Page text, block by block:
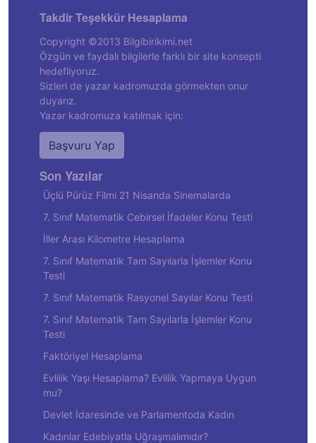
Takdir Teşekkür Hesaplama
Copyright ©2013 Bilgibirikimi.net
Özgün ve faydalı bilgilerle farklı bir site konsepti
hedefliyoruz.
Sizleri de yazar kadromuzda görmekten onur
duyarız.
Yazar kadromuza katılmak için:
Başvuru Yap
Son Yazılar
Üçlü Pürüz Filmi 21 Nisanda Sinemalarda
7. Sınıf Matematik Cebirsel İfadeler Konu Testi
İller Arası Kilometre Hesaplama
7. Sınıf Matematik Tam Sayılarla İşlemler Konu
Testi
7. Sınıf Matematik Rasyonel Sayılar Konu Testi
7. Sınıf Matematik Tam Sayılarla İşlemler Konu
Testi
Faktöriyel Hesaplama
Evlilik Yaşı Hesaplama? Evlilik Yapmaya Uygun
mu?
Devlet İdaresinde ve Parlamentoda Kadın
Kadınlar Edebiyatla Uğraşmalımıdır?